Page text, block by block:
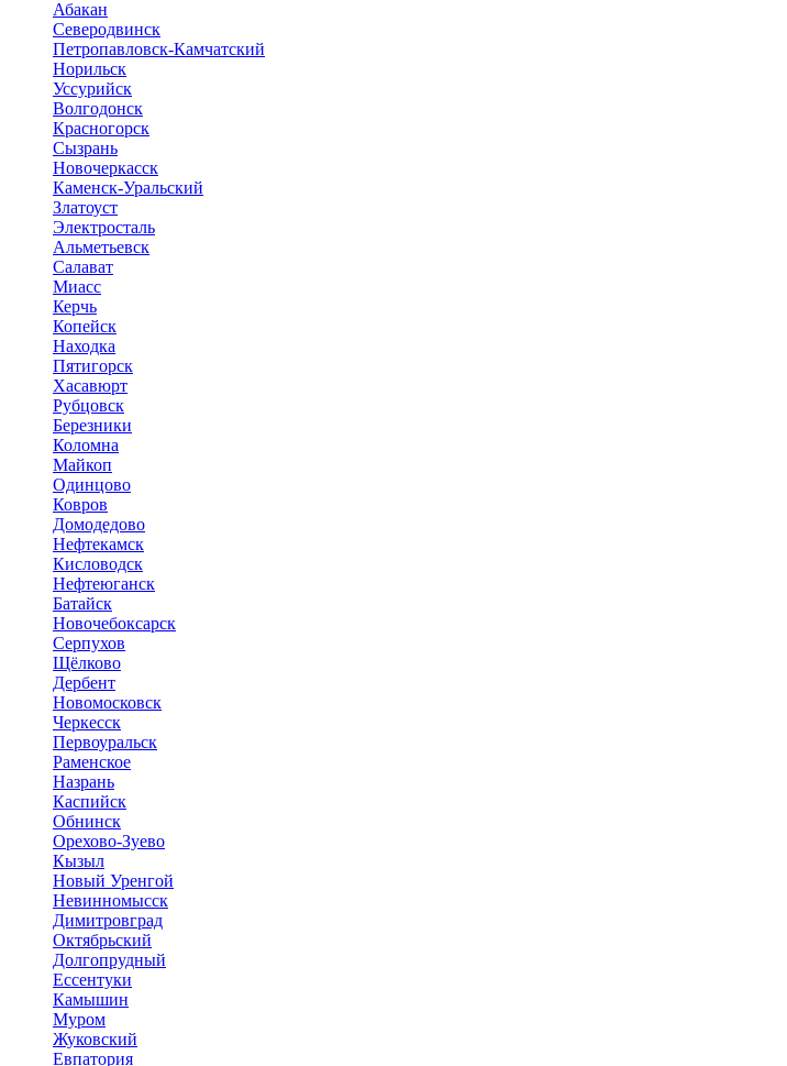
Абакан
Северодвинск
Петропавловск-Камчатский
Норильск
Уссурийск
Волгодонск
Красногорск
Сызрань
Новочеркасск
Каменск-Уральский
Златоуст
Электросталь
Альметьевск
Салават
Миасс
Керчь
Копейск
Находка
Пятигорск
Хасавюрт
Рубцовск
Березники
Коломна
Майкоп
Одинцово
Ковров
Домодедово
Нефтекамск
Кисловодск
Нефтеюганск
Батайск
Новочебоксарск
Серпухов
Щёлково
Дербент
Новомосковск
Черкесск
Первоуральск
Раменское
Назрань
Каспийск
Обнинск
Орехово-Зуево
Кызыл
Новый Уренгой
Невинномысск
Димитровград
Октябрьский
Долгопрудный
Ессентуки
Камышин
Муром
Жуковский
Евпатория